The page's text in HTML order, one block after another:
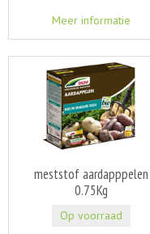
Meer informatie
meststof aardapppelen
0.75Kg
Op voorraad